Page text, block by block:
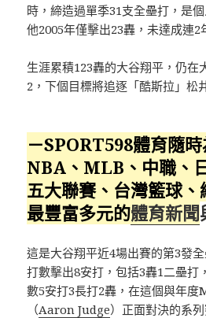
時，締造過單季31支全壘打，是
他2005年僅擊出23轟，未達成連2
生涯累積123轟的大谷翔平，仍在
2，下個目標將追逐「酷斯拉」松
－SPORT598體育隨
NBA、MLB、中職、
五大聯賽、台灣籃球、
最豐富多元的體育新聞
這是大谷翔平近4場出賽的第3發
打數擊出8安打，包括3轟1二壘打
數5安打3長打2轟，在這個與年度
（Aaron Judge）正面對決的系